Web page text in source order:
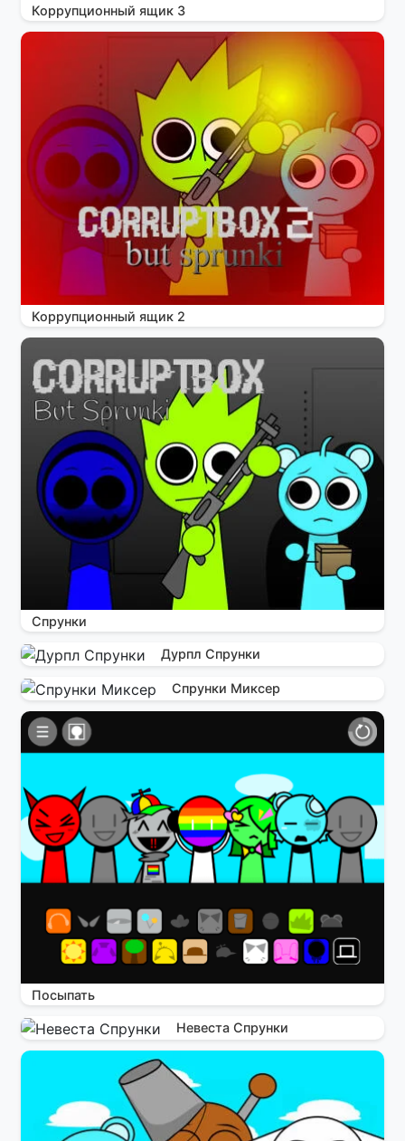
Коррупционный ящик 3
Коррупционный ящик 2
Спрунки
Дурпл Спрунки
Спрунки Миксер
Посыпать
Невеста Спрунки